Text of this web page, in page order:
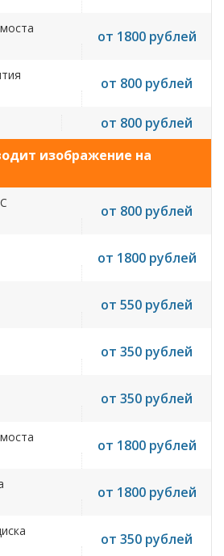
от 1800 рублей
от 800 рублей
от 800 рублей
изображение на
от 800 рублей
от 1800 рублей
от 550 рублей
от 350 рублей
от 350 рублей
от 1800 рублей
от 1800 рублей
от 350 рублей